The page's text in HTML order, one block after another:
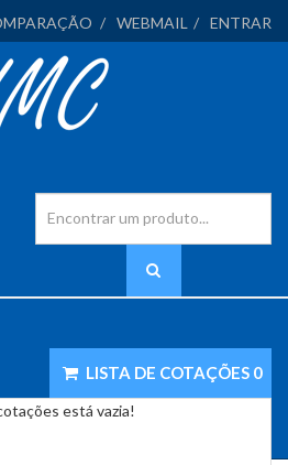
ENTRAR
WEBMAIL
LISTA DE COTAÇÕES 0
está vazia!